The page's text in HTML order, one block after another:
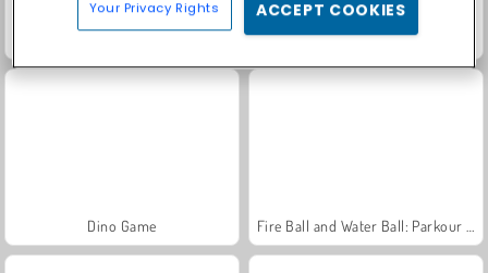
NinjaRoof
Dino Game
Your Privacy Rights ACCEPT COOKIES